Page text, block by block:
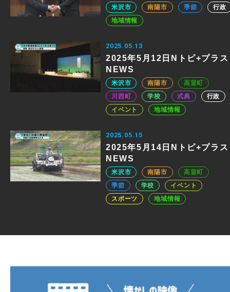
米沢市 南陽市 季節
行政
地域情報
2025.05.13
2025年5月12日Nトピ+プラス
NEWS
米沢市 南陽市
高畠町
川西町
学校 式典
行政
イベント
地域情報
2025.05.15
2025年5月14日Nトピ+プラス
NEWS
米沢市 南陽市
高畠町
季節
学校
イベント
スポーツ
地域情報